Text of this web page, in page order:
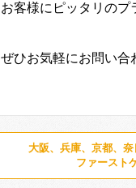
お客様にピッタリのプ
ぜひお気軽にお問い
大阪、兵庫、京都、
ファースト